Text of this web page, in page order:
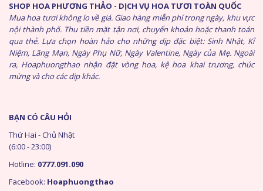
SHOP HOA PHƯƠNG THẢO - DỊCH VỤ HOA TƯƠI TOÀN QUỐC
Mua hoa tươi không lo về giá. Giao hàng miễn phí trong ngày, khu vực
nội thành phố. Thu tiền mặt tận nơi, chuyển khoản hoặc thanh toán
qua thẻ. Lựa chọn hoàn hảo cho những dịp đặc biệt: Sinh Nhật, Kỉ
Niệm, Lãng Mạn, Ngày Phụ Nữ, Ngày Valentine, Ngày của Mẹ. Ngoài
ra, Hoaphuongthao nhận đặt vòng hoa, kệ hoa khai trương, chúc
mừng và cho các dịp khác.
BẠN CÓ CÂU HỎI
Thứ Hai - Chủ Nhật
(6:00 - 23:00)
Hotline: 0777.091.090
Facebook: Hoaphuongthao